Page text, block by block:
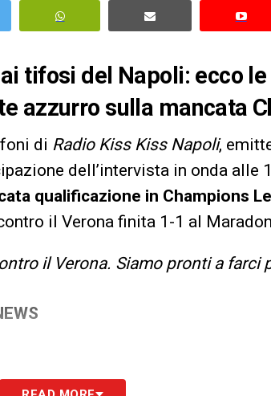
tifosi del Napoli: ecco le
azzurro sulla mancata
di Radio Kiss Kiss Napoli,
dell’intervista in onda alle
qualificazione in Champions
il Verona finita 1-1 al
il Verona. Siamo pronti a farci